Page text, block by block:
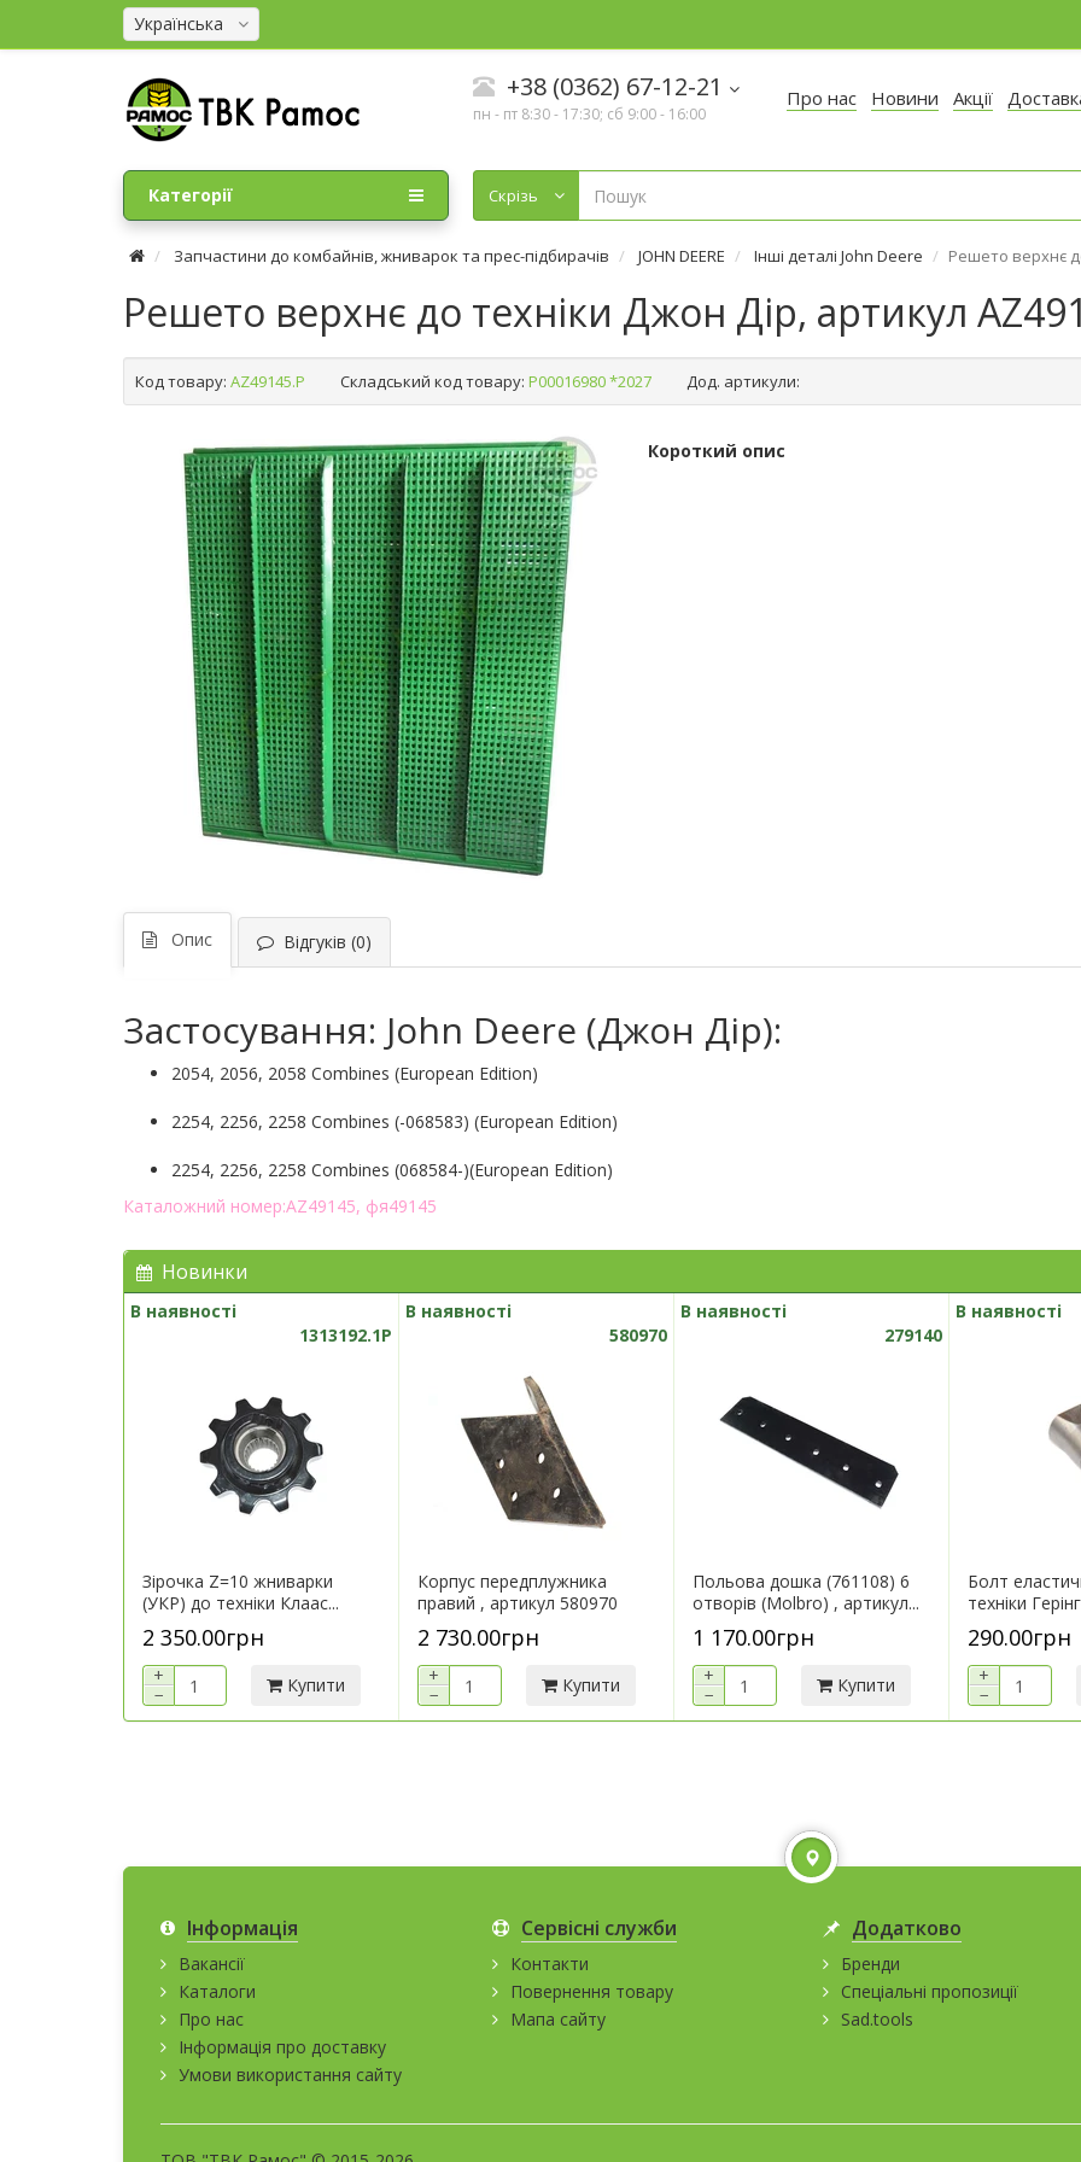
Українська
+38 (0362) 67-12-21
пн - пт 8:30 - 17:30; сб 9:00 - 16:00
Про нас Новини Акції
Cкрізь
Категорії
Запчастини до комбайнів, жниварок та прес-підбирачів JOHN DEERE Інші деталі John Deere Решето верхнє
Решето верхнє до техніки Джон Дір, артикул
Код товару: AZ49145.P Складський код товару: Р00016980 *2027 Дод. артикули:
Короткий опис
Опис Відгуків (0)
Застосування: John Deere (Джон Дір):
2054, 2056, 2058 Combines (European Edition)
2254, 2256, 2258 Combines (-068583) (European Edition)
2254, 2256, 2258 Combines (068584-)(European Edition)
Каталожний номер:AZ49145, фя49145
Новинки
В наявності
1313192.1P
Зірочка Z=10 жниварки
(УКР) до техніки Клаас...
2 350.00грн
+
−
Купити
В наявності
580970
Корпус передплужника
правий , артикул 580970
2 730.00грн
+
−
Купити
В наявності
279140
Польова дошка (761108) 6
отворів (Molbro) , артикул...
1 170.00грн
+
−
Купити
В наявності
Болт
техніки
290.00грн
+
−
Інформація
Вакансії
Каталоги
Про нас
Інформація про доставку
Умови використання сайту
Сервісні служби
Контакти
Повернення товару
Мапа сайту
Додатково
Бренди
Спеціальні пропозиції
Sad.tools